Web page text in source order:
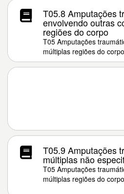
T05.8 Amputações
envolvendo outras
regiões do corpo
T05 Amputações
múltiplas regiões do corpo
T05.9 Amputações
múltiplas não
T05 Amputações
múltiplas regiões do corpo